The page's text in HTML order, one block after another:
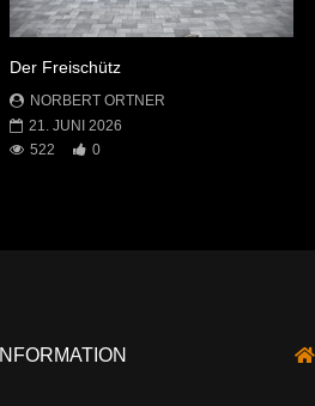
Der Freischütz
NORBERT ORTNER
21. JUNI 2026
522
0
INFORMATION